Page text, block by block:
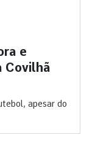
e
Covilhã
apesar do